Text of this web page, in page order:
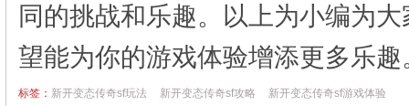
同的挑战和乐趣。以上为小编为
望能为你的游戏体验增添更多乐
标签： 新开变态传奇sf玩法 新开变态传奇sf攻略 新开变态传奇sf游戏体验